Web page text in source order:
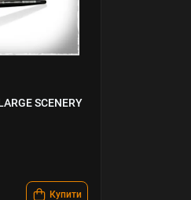
SCENERY
Купити